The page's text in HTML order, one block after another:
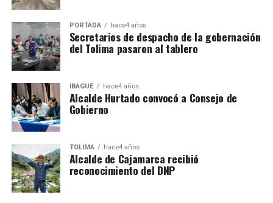
PORTADA hace4 años
Secretarios de despacho de la gobernación
del Tolima pasaron al tablero
IBAGUÉ hace4 años
Alcalde Hurtado convocó a Consejo de
Gobierno
TOLIMA hace4 años
Alcalde de Cajamarca recibió
reconocimiento del DNP